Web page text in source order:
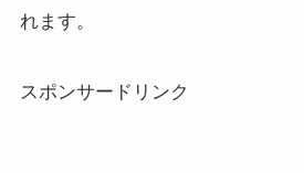
れます。
スポンサードリンク